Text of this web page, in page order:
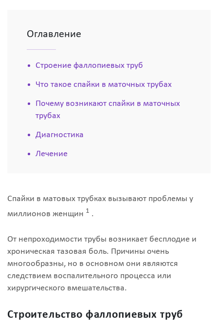
Оглавление
Строение фаллопиевых труб
Что такое спайки в маточных трубах
Почему возникают спайки в маточных
трубах
Диагностика
Лечение
Спайки в матовых трубках вызывают проблемы у
миллионов женщин 1 .
От непроходимости трубы возникает бесплодие и
хроническая тазовая боль. Причины очень
многообразны, но в основном они являются
следствием воспалительного процесса или
хирургического вмешательства.
Строительство фаллопиевых труб